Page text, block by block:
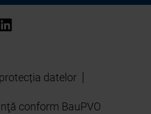
datelor
conform BauPVO